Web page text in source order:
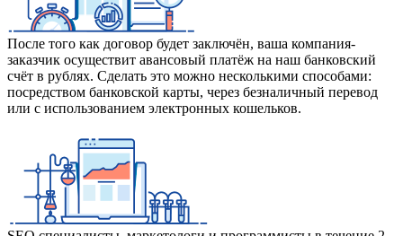
После того как договор будет заключён, ваша компания-
заказчик осуществит авансовый платёж на наш банковский
счёт в рублях. Сделать это можно несколькими способами:
посредством банковской карты, через безналичный перевод
или с использованием электронных кошельков.